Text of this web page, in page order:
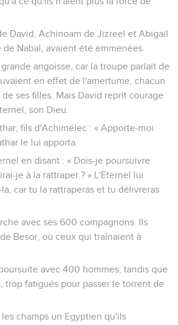
David, Achinoam de Jizreel et Abigaïl
Nabal, avaient été emmenées.
angoisse, car la troupe parlait de
en effet de l'amertume, chacun
de ses filles. Mais David reprit courage
son Dieu.
fils d'Achimélec : « Apporte-moi
le lui apporta.
en disant : « Dois-je poursuivre
je à la rattraper ? » L'Eternel lui
car tu la rattraperas et tu délivreras
avec ses 600 compagnons. Ils
Besor, où ceux qui traînaient à
avec 400 hommes, tandis que
trop fatigués pour passer le torrent de
champs un Egyptien qu'ils